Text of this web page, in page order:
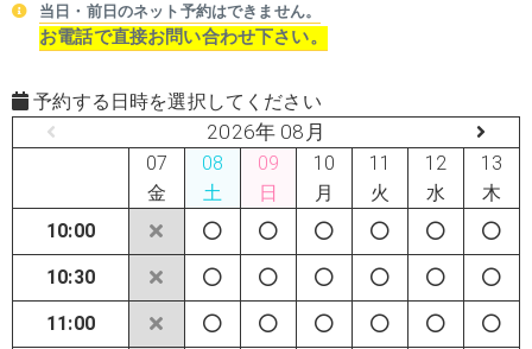
当日・前日のネット予約はできません。
お電話で直接お問い合わせ下さい。
予約する日時を選択してください
2026年 08月
07
金
08
土
09
日
10
月
11
火
12
水
13
木
10:00
10:30
11:00